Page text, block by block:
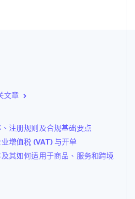
文章
注册规则及合规基础要点
增值税 (VAT) 与开单
其如何适用于商品、服务和跨境